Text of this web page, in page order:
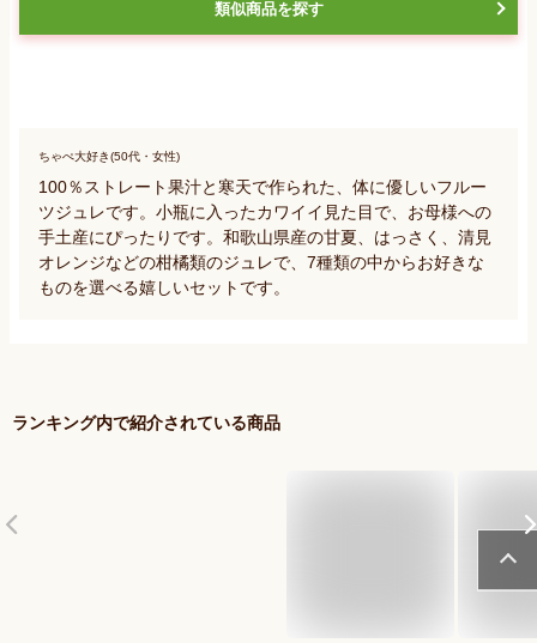
類似商品を探す
ちゃぺ大好き(50代・女性)
100％ストレート果汁と寒天で作られた、体に優しいフルー
ツジュレです。小瓶に入ったカワイイ見た目で、お母様への
手土産にぴったりです。和歌山県産の甘夏、はっさく、清見
オレンジなどの柑橘類のジュレで、7種類の中からお好きな
ものを選べる嬉しいセットです。
ランキング内で紹介されている商品